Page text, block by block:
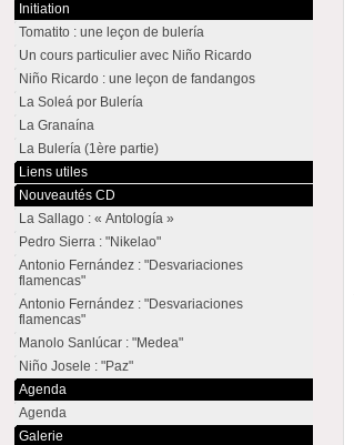
Initiation
Tomatito : une leçon de bulería
Un cours particulier avec Niño Ricardo
Niño Ricardo : une leçon de fandangos
La Soleá por Bulería
La Granaína
La Bulería (1ère partie)
Liens utiles
Nouveautés CD
La Sallago : « Antología »
Pedro Sierra : "Nikelao"
Antonio Fernández : "Desvariaciones
flamencas"
Antonio Fernández : "Desvariaciones
flamencas"
Manolo Sanlúcar : "Medea"
Niño Josele : "Paz"
Agenda
Agenda
Galerie